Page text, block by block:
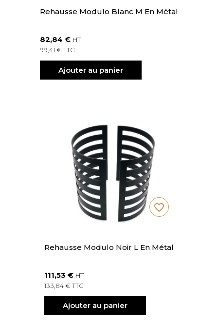
Rehausse Modulo Blanc M En Métal
82,84 € HT
99,41 € TTC
Ajouter au panier
Rehausse Modulo Noir L En Métal
111,53 € HT
133,84 € TTC
Ajouter au panier
favorite_border